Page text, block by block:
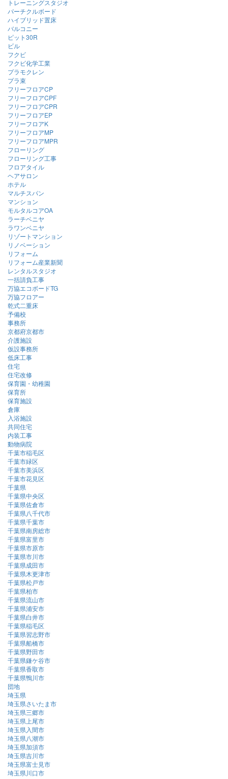
トレーニングスタジオ
パーチクルボード
ハイブリッド置床
バルコニー
ピット30R
ビル
フクビ
フクビ化学工業
プラモクレン
プラ束
フリーフロアCP
フリーフロアCPF
フリーフロアCPR
フリーフロアEP
フリーフロアK
フリーフロアMP
フリーフロアMPR
フローリング
フローリング工事
フロアタイル
ヘアサロン
ホテル
マルチスパン
マンション
モルタルコアOA
ラーチベニヤ
ラワンベニヤ
リゾートマンション
リノベーション
リフォーム
リフォーム産業新聞
レンタルスタジオ
一括請負工事
万協エコボードTG
万協フロアー
乾式二重床
予備校
事務所
京都府京都市
介護施設
仮設事務所
低床工事
住宅
住宅改修
保育園・幼稚園
保育所
保育施設
倉庫
入浴施設
共同住宅
内装工事
動物病院
千葉市稲毛区
千葉市緑区
千葉市美浜区
千葉市花見区
千葉県
千葉県中央区
千葉県佐倉市
千葉県八千代市
千葉県千葉市
千葉県南房総市
千葉県富里市
千葉県市原市
千葉県市川市
千葉県成田市
千葉県木更津市
千葉県松戸市
千葉県柏市
千葉県流山市
千葉県浦安市
千葉県白井市
千葉県稲毛区
千葉県習志野市
千葉県船橋市
千葉県野田市
千葉県鎌ケ谷市
千葉県香取市
千葉県鴨川市
団地
埼玉県
埼玉県さいたま市
埼玉県三郷市
埼玉県上尾市
埼玉県入間市
埼玉県八潮市
埼玉県加須市
埼玉県吉川市
埼玉県富士見市
埼玉県川口市